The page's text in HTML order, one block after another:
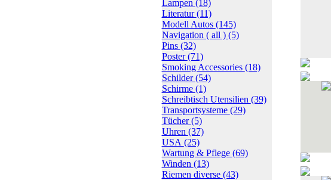
Lampen (18)
Literatur(11)
Modell Autos (145)
Navigation ( all ) (5)
Pins (32)
Poster(71)
Smoking Accessories (18)
Schilder(54)
Schirme (1)
Schreibtisch Utensilien (39)
Transportsysteme (29)
Tücher(5)
Uhren (37)
USA (25)
Wartung & Pflege (69)
Winden (13)
Riemen diverse (43)